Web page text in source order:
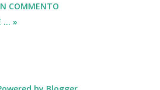
di svolgimento che avviene a
dove tra poco
COMMENTO
... »